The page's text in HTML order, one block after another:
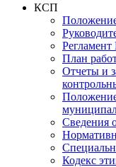
КСП
План
Отчеты и
Сведения
Кодекс